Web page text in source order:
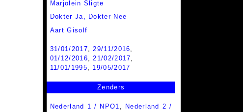
Marjolein Sligte
Dokter Ja, Dokter Nee
Aart Gisolf
31/01/2017,29/11/2016,
01/12/2016,21/02/2017,
11/01/1995, 19/05/2017
Zenders
Nederland 1 / NPO1
Nederland 2 /